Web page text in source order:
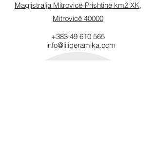
Magjistralja Mitrovicë-Prishtinë km2 XK,
Mitrovicë 40000
info@liliqeramika.com
+383 49 610 565